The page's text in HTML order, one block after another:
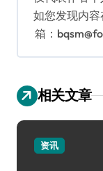
如您发现内
箱：
相关文章
资讯